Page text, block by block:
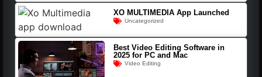
XO MULTIMEDIA App Launched
Uncategorized
Best Video Editing Software in
2025 for PC and Mac
Video Editing